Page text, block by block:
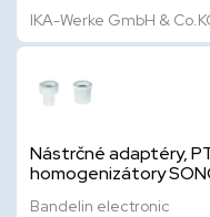
IKA-Werke GmbH &
Nástrčné adaptéry,
homogenizátory
Bandelin electronic